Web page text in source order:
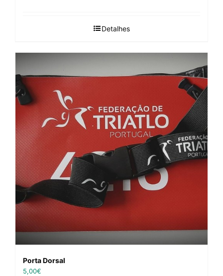
Detalhes
Porta Dorsal
5,00€